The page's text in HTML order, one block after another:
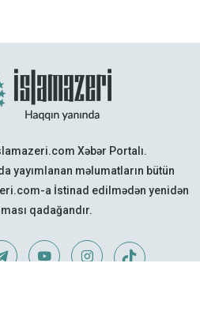
Xəbər Portalı.
yayımlanan məlumatların bütün
a İstinad edilmədən yenidən
qadağandır.